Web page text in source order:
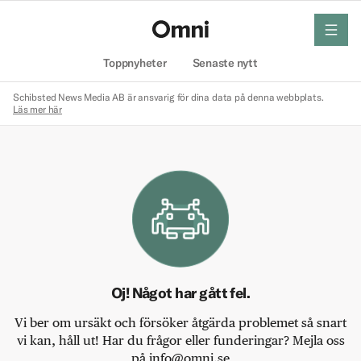
Toppnyheter Senaste nytt
meny
Schibsted News Media AB är ansvarig för dina data på denna webbplats.
Läs mer här
Oj! Något har gått fel.
Vi ber om ursäkt och försöker åtgärda problemet så snart
vi kan, håll ut! Har du frågor eller funderingar? Mejla oss